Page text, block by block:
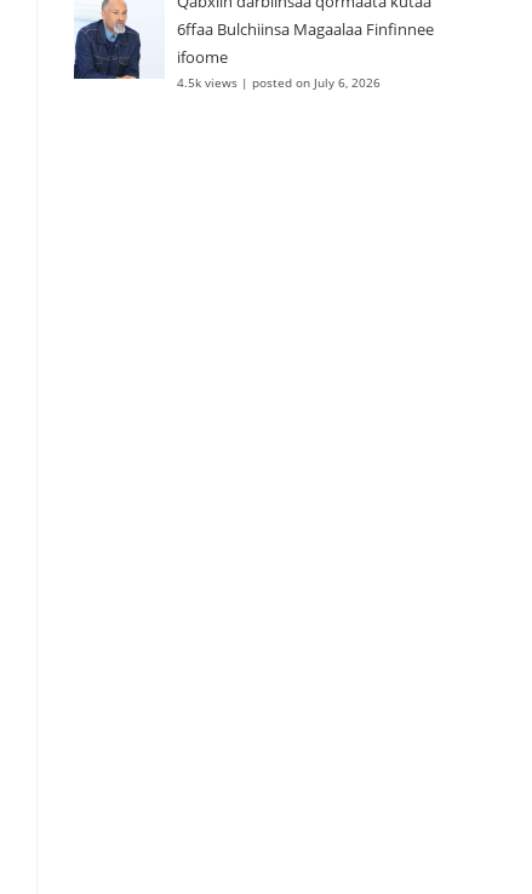
6ffaa Bulchiinsa Magaalaa Finfinnee
ifoome
4.5k views | posted on July 6, 2026